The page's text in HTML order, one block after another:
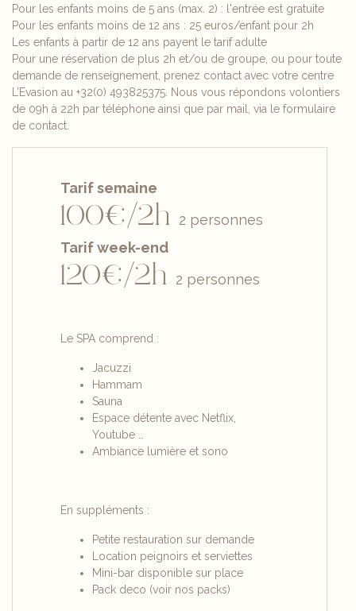
Pour les enfants moins de 5 ans (max. 2) : l'entrée est gratuite
Pour les enfants moins de 12 ans : 25 euros/enfant pour 2h
Les enfants à partir de 12 ans payent le tarif adulte
Pour une réservation de plus 2h et/ou de groupe, ou pour toute
demande de renseignement, prenez contact avec votre centre
L’Evasion au +32(0) 493825375. Nous vous répondons volontiers
de 09h à 22h par téléphone ainsi que par mail, via le formulaire
de contact.
Tarif semaine
100€/2h
2 personnes
Tarif week-end
120€/2h 2 personnes
Le SPA comprend :
Jacuzzi
Hammam
Sauna
Espace détente avec Netflix,
Youtube …
Ambiance lumière et sono
En suppléments :
Petite restauration sur demande
Location peignoirs et serviettes
Mini-bar disponible sur place
Pack deco (voir nos packs)